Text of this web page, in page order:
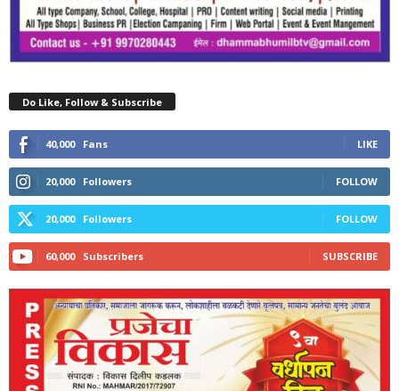
Do Like, Follow & Subscribe
40,000 Fans LIKE
20,000 Followers FOLLOW
20,000 Followers FOLLOW
60,000 Subscribers SUBSCRIBE